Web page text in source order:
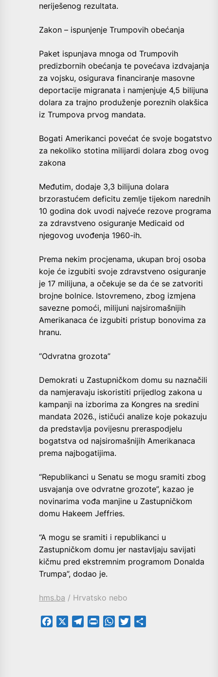
neriješenog rezultata.
Zakon – ispunjenje Trumpovih obećanja
Paket ispunjava mnoga od Trumpovih
predizbornih obećanja te povećava izdvajanja
za vojsku, osigurava financiranje masovne
deportacije migranata i namjenjuje 4,5 bilijuna
dolara za trajno produženje poreznih olakšica
iz Trumpova prvog mandata.
Bogati Amerikanci povećat će svoje bogatstvo
za nekoliko stotina milijardi dolara zbog ovog
zakona
Međutim, dodaje 3,3 bilijuna dolara
brzorastućem deficitu zemlje tijekom narednih
10 godina dok uvodi najveće rezove programa
za zdravstveno osiguranje Medicaid od
njegovog uvođenja 1960-ih.
Prema nekim procjenama, ukupan broj osoba
koje će izgubiti svoje zdravstveno osiguranje
je 17 milijuna, a očekuje se da će se zatvoriti
brojne bolnice. Istovremeno, zbog izmjena
savezne pomoći, milijuni najsiromašnijih
Amerikanaca će izgubiti pristup bonovima za
hranu.
“Odvratna grozota”
Demokrati u Zastupničkom domu su naznačili
da namjeravaju iskoristiti prijedlog zakona u
kampanji na izborima za Kongres na sredini
mandata 2026., ističući analize koje pokazuju
da predstavlja povijesnu preraspodjelu
bogatstva od najsiromašnijih Amerikanaca
prema najbogatijima.
“Republikanci u Senatu se mogu sramiti zbog
usvajanja ove odvratne grozote”, kazao je
novinarima vođa manjine u Zastupničkom
domu Hakeem Jeffries.
“A mogu se sramiti i republikanci u
Zastupničkom domu jer nastavljaju savijati
kičmu pred ekstremnim programom Donalda
Trumpa”, dodao je.
hms.ba / Hrvatsko nebo
Facebook TelegramPrintFriendly
WhatsApp
Twitter